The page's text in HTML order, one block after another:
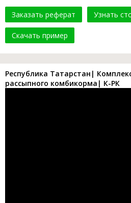
Заказать реферат Узнать
Скачать пример
Республика Татарстан|
рассыпного комбикорма| К-РК